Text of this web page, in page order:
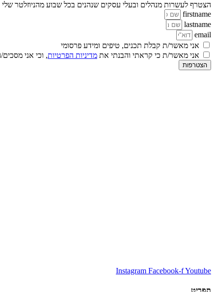
הצטרף לעשרות מנהלים ובעלי עסקים שנהנים בכל שבוע מהניוזלטר שלי
firstname
lastname
email
אני מאשר/ת קבלת תכנים, טיפים ומידע פרסומי
אני מאשר/ת כי קראתי והבנתי את מדיניות הפרטיות, וכי אני
הצטרפות
Instagram Facebook-fYoutube
תפריט